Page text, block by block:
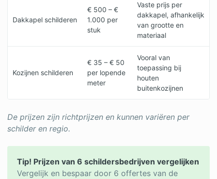
Dakkapel schilderen
€ 500 – €
1.000 per
stuk
Vaste prijs per
dakkapel, afhankelijk
van grootte en
materiaal
Kozijnen schilderen
€ 35 – € 50
per lopende
meter
Vooral van
toepassing bij
houten
buitenkozijnen
De prijzen zijn richtprijzen en kunnen variëren per
schilder en regio.
Tip! Prijzen van 6 schildersbedrijven vergelijken
Vergelijk en bespaar door 6 offertes van de